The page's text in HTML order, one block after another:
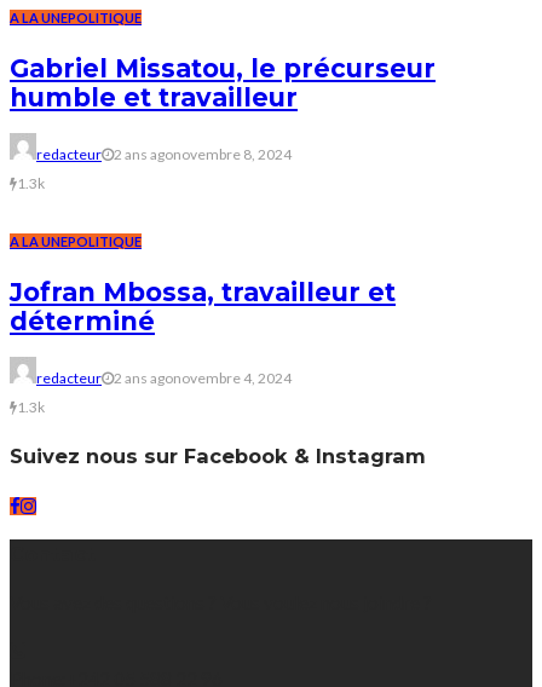
A LA UNEPOLITIQUE
Gabriel Missatou, le précurseur
humble et travailleur
redacteur 2 ans agonovembre 8, 2024
1.3k
A LA UNEPOLITIQUE
Jofran Mbossa, travailleur et
déterminé
redacteur 2 ans agonovembre 4, 2024
1.3k
Suivez nous sur Facebook & Instagram